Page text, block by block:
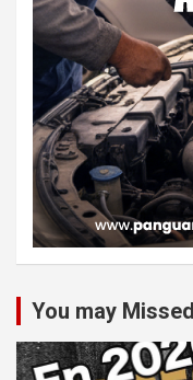
You may Missed